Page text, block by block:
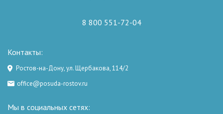
8 800 551-72-04
Контакты:
Ростов-на-Дону, ул. Щербакова, 114/2
office@posuda-rostov.ru
Мы в социальных сетях: